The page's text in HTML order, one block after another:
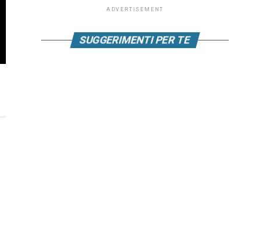
ADVERTISEMENT
SUGGERIMENTI PER TE